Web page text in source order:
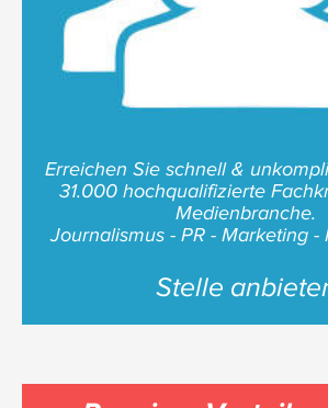
Erreichen Sie schnell &
31.000 hochqualifizierte
Medienbranche.
Journalismus - PR - Marketing -
Stelle